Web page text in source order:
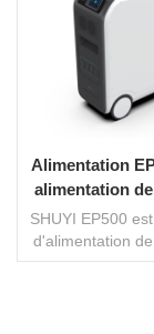
Alimentation
alimentation
SHUYI EP500
d'alimentation
de secours à